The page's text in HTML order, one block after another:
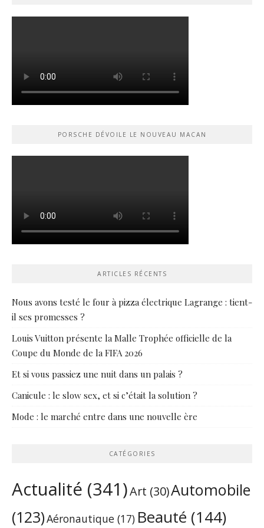
PORSCHE DÉVOILE LE NOUVEAU MACAN
ARTICLES RÉCENTS
Nous avons testé le four à pizza électrique Lagrange : tient-
il ses promesses ?
Louis Vuitton présente la Malle Trophée officielle de la
Coupe du Monde de la FIFA 2026
Et si vous passiez une nuit dans un palais ?
Canicule : le slow sex, et si c’était la solution ?
Mode : le marché entre dans une nouvelle ère
CATÉGORIES
Actualité (341)Art (30)Automobile
(123)Aéronautique (17) Beauté (144)